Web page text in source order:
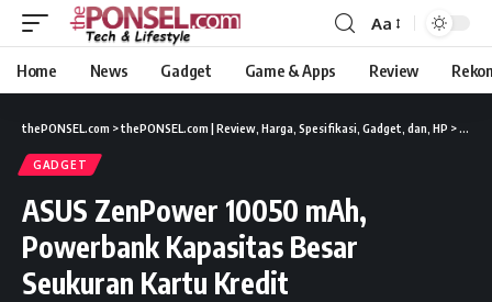
Aa
Home News Gadget Game & Apps Review
thePONSEL.com >thePONSEL.com | Review, Harga, Spesifikasi, Gadget, dan, HP >
GADGET
ASUS ZenPower 10050 mAh,
Powerbank Kapasitas Besar
Seukuran Kartu Kredit